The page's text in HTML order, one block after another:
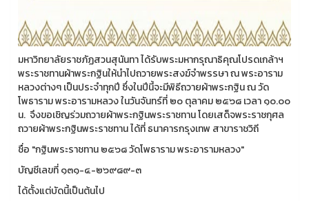
มหาวิทยาลัยราชภัฏสวนสุนันทา ได้รับพระมหากรุณาธิคุณโปรดเกล้าฯ
พระราชทานผ้าพระกฐินให้นำไปถวายพระสงฆ์จำพรรษา ณ พระอาราม
หลวงต่างๆ เป็นประจำทุกปี ซึ่งในปีนี้จะมีพิธีถวายผ้าพระกฐิน ณ วัด
โพธาราม พระอารามหลวง ในวันจันทร์ที่ ๒๐ ตุลาคม ๒๕๖๘ เวลา ๑๐.๐๐
น. จึงขอเชิญร่วมถวายผ้าพระกฐินพระราชทาน โดยเสด็จพระราชกุศล
ถวายผ้าพระกฐินพระราชทาน ได้ที่ ธนาคารกรุงเทพ สาขาราชวิถี
ชื่อ "กฐินพระราชทาน ๒๕๖๘ วัดโพธาราม พระอารามหลวง"
บัญชีเลขที่ ๑๓๑-๔-๒๖๙๘๙-๓
ได้ตั้งแต่บัดนี้เป็นต้นไป